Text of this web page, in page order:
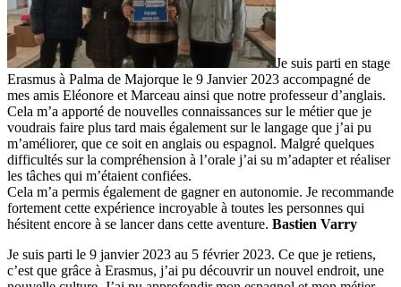
Je suis parti en stage
Erasmus à Palma de Majorque le 9 Janvier 2023 accompagné de
mes amis Eléonore et Marceau ainsi que notre professeur d’anglais.
Cela m’a apporté de nouvelles connaissances sur le métier que je
voudrais faire plus tard mais également sur le langage que j’ai pu
m’améliorer, que ce soit en anglais ou espagnol. Malgré quelques
difficultés sur la compréhension à l’orale j’ai su m’adapter et réaliser
les tâches qui m’étaient confiées.
Cela m’a permis également de gagner en autonomie. Je recommande
fortement cette expérience incroyable à toutes les personnes qui
hésitent encore à se lancer dans cette aventure. Bastien Varry
Je suis parti le 9 janvier 2023 au 5 février 2023. Ce que je retiens,
c’est que grâce à Erasmus, j’ai pu découvrir un nouvel endroit, une